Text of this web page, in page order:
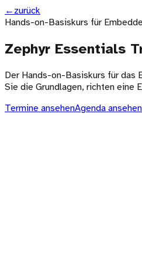
← zurück
Hands-on-Basiskurs für
Zephyr Essentials
Der Hands-on-Basiskurs für das
Sie die Grundlagen, richten eine
Termine ansehenAgenda ansehen